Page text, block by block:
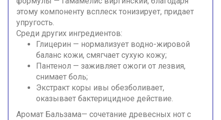
этому компоненту всплеск тонизирует, придает
упругость.
Среди других ингредиентов:
Глицерин — нормализует водно-жировой
баланс кожи, смягчает сухую кожу;
Пантенол — заживляет ожоги от лезвия,
снимает боль;
Экстракт коры ивы обезболивает,
оказывает бактерицидное действие.
Аромат Бальзама— сочетание древесных нот с